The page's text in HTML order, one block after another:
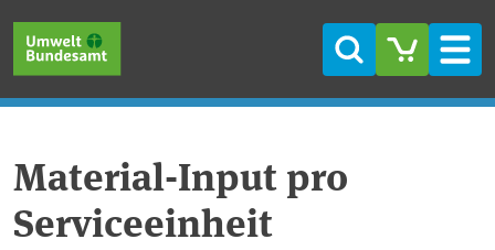
Suche
Material-Input pro
Serviceeinheit